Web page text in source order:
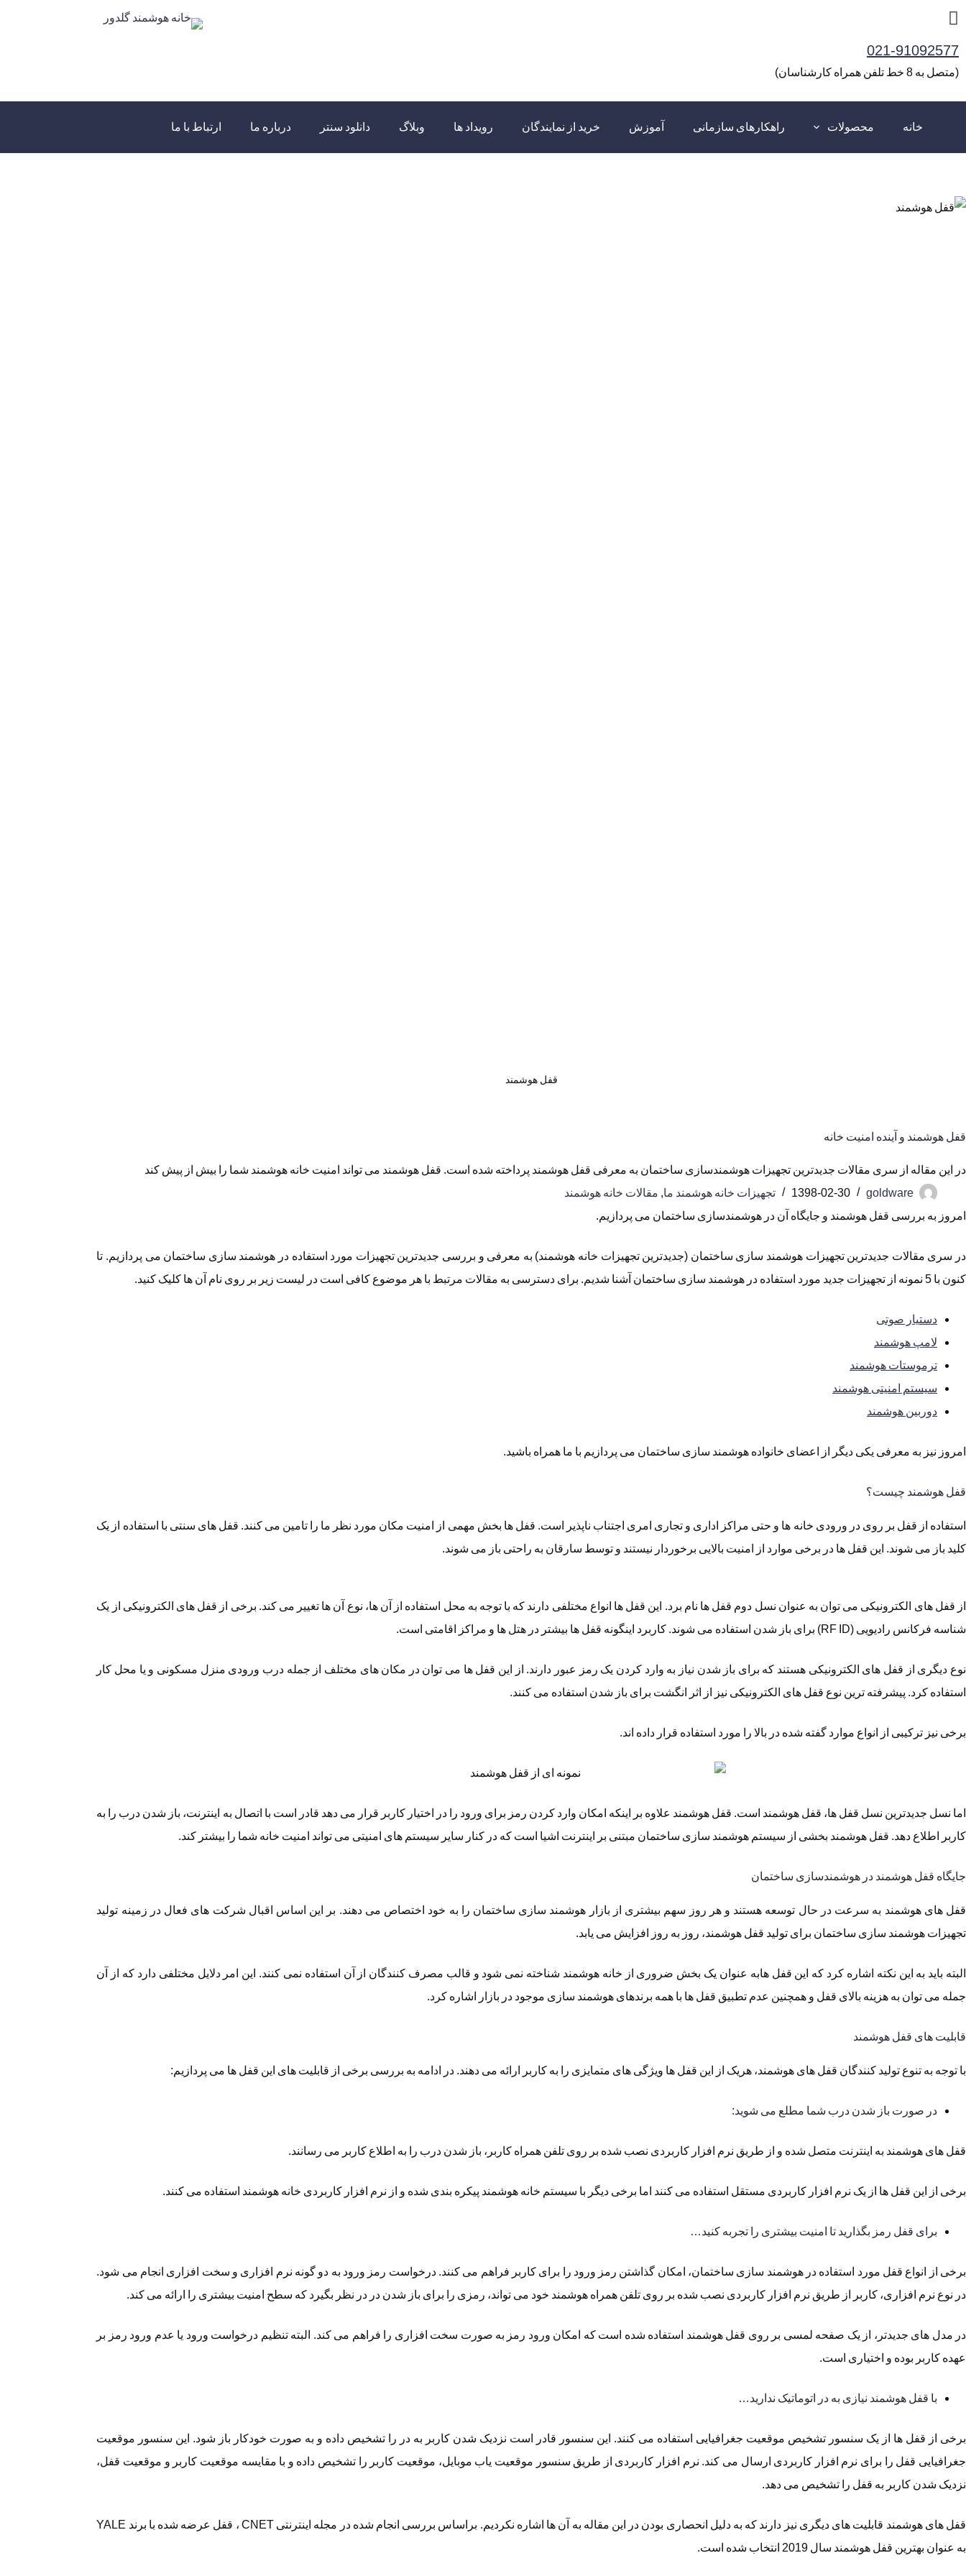
پرش
محتوا
021-91092577
(متصل به 8 خط تلفن همراه کارشناسان)
خانه محصولات راهکارهای سازمانی آموزش خرید از نمایندگان رویداد ها وبلاگ دانلود سنتر درباره ما ارتباط با ما
قفل هوشمند
قفل هوشمند و آینده امنیت خانه
در این مقاله از سری مقالات جدیدترین تجهیزات هوشمندسازی ساختمان به معرفی قفل هوشمند پرداخته شده است. قفل هوشمند می تواند امنیت خانه هوشمند شما را بیش از پیش کند
goldware
1398-02-30 تجهیزات خانه هوشمند ما, مقالات خانه هوشمند
امروز به بررسی قفل هوشمند و جایگاه آن در هوشمندسازی ساختمان می پردازیم.
در سری مقالات جدیدترین تجهیزات هوشمند سازی ساختمان (جدیدترین تجهیزات خانه هوشمند) به معرفی و بررسی جدیدترین تجهیزات مورد استفاده در هوشمند سازی ساختمان می پردازیم. تا
کنون با 5 نمونه از تجهیزات جدید مورد استفاده در هوشمند سازی ساختمان آشنا شدیم. برای دسترسی به مقالات مرتبط با هر موضوع کافی است در لیست زیر بر روی نام آن ها کلیک کنید.
دستیار صوتی
لامپ هوشمند
ترموستات هوشمند
سیستم امنیتی هوشمند
دوربین هوشمند
امروز نیز به معرفی یکی دیگر از اعضای خانواده هوشمند سازی ساختمان می پردازیم با ما همراه باشید.
قفل هوشمند چیست؟
استفاده از قفل بر روی در ورودی خانه ها و حتی مراکز اداری و تجاری امری اجتناب ناپذیر است. قفل ها بخش مهمی از امنیت مکان مورد نظر ما را تامین می کنند. قفل های سنتی با استفاده از یک
کلید باز می شوند. این قفل ها در برخی موارد از امنیت بالایی برخوردار نیستند و توسط سارقان به راحتی باز می شوند.
از قفل های الکترونیکی می توان به عنوان نسل دوم قفل ها نام برد. این قفل ها انواع مختلفی دارند که با توجه به محل استفاده از آن ها، نوع آن ها تغییر می کند. برخی از قفل های الکترونیکی از یک
شناسه فرکانس رادیویی (RF ID) برای باز شدن استفاده می شوند. کاربرد اینگونه قفل ها بیشتر در هتل ها و مراکز اقامتی است.
نوع دیگری از قفل های الکترونیکی هستند که برای باز شدن نیاز به وارد کردن یک رمز عبور دارند. از این قفل ها می توان در مکان های مختلف از جمله درب ورودی منزل مسکونی و یا محل کار
استفاده کرد. پیشرفته ترین نوع قفل های الکترونیکی نیز از اثر انگشت برای باز شدن استفاده می کنند.
برخی نیز ترکیبی از انواع موارد گفته شده در بالا را مورد استفاده قرار داده اند.
اما نسل جدیدترین نسل قفل ها، قفل هوشمند است. قفل هوشمند علاوه بر اینکه امکان وارد کردن رمز برای ورود را در اختیار کاربر قرار می دهد قادر است با اتصال به اینترنت، باز شدن درب را به
کاربر اطلاع دهد. قفل هوشمند بخشی از سیستم هوشمند سازی ساختمان مبتنی بر اینترنت اشیا است که در کنار سایر سیستم های امنیتی می تواند امنیت خانه شما را بیشتر کند.
جایگاه قفل هوشمند در هوشمندسازی ساختمان
قفل های هوشمند به سرعت در حال توسعه هستند و هر روز سهم بیشتری از بازار هوشمند سازی ساختمان را به خود اختصاص می دهند. بر این اساس اقبال شرکت های فعال در زمینه تولید
تجهیزات هوشمند سازی ساختمان برای تولید قفل هوشمند، روز به روز افزایش می یابد.
البته باید به این نکته اشاره کرد که این قفل هابه عنوان یک بخش ضروری از خانه هوشمند شناخته نمی شود و قالب مصرف کنندگان از آن استفاده نمی کنند. این امر دلایل مختلفی دارد که از آن
جمله می توان به هزینه بالای قفل و همچنین عدم تطبیق قفل ها با همه برندهای هوشمند سازی موجود در بازار اشاره کرد.
قابلیت های قفل هوشمند
با توجه به تنوع تولید کنندگان قفل های هوشمند، هریک از این قفل ها ویژگی های متمایزی را به کاربر ارائه می دهند. در ادامه به بررسی برخی از قابلیت های این قفل ها می پردازیم:
در صورت باز شدن درب شما مطلع می شوید:
قفل های هوشمند به اینترنت متصل شده و از طریق نرم افزار کاربردی نصب شده بر روی تلفن همراه کاربر، باز شدن درب را به اطلاع کاربر می رسانند.
برخی از این قفل ها از یک نرم افزار کاربردی مستقل استفاده می کنند اما برخی دیگر با سیستم خانه هوشمند پیکره بندی شده و از نرم افزار کاربردی خانه هوشمند استفاده می کنند.
برای قفل رمز بگذارید تا امنیت بیشتری را تجربه کنید…
برخی از انواع قفل مورد استفاده در هوشمند سازی ساختمان، امکان گذاشتن رمز ورود را برای کاربر فراهم می کنند. درخواست رمز ورود به دو گونه نرم افزاری و سخت افزاری انجام می شود.
در نوع نرم افزاری، کاربر از طریق نرم افزار کاربردی نصب شده بر روی تلفن همراه هوشمند خود می تواند، رمزی را برای باز شدن در در نظر بگیرد که سطح امنیت بیشتری را ارائه می کند.
در مدل های جدیدتر، از یک صفحه لمسی بر روی قفل هوشمند استفاده شده است که امکان ورود رمز به صورت سخت افزاری را فراهم می کند. البته تنظیم درخواست ورود یا عدم ورود رمز بر
عهده کاربر بوده و اختیاری است.
با قفل هوشمند نیازی به در اتوماتیک ندارید…
برخی از قفل ها از یک سنسور تشخیص موقعیت جغرافیایی استفاده می کنند. این سنسور قادر است نزدیک شدن کاربر به در را تشخیص داده و به صورت خودکار باز شود. این سنسور موقعیت
جغرافیایی قفل را برای نرم افزار کاربردی ارسال می کند. نرم افزار کاربردی از طریق سنسور موقعیت یاب موبایل، موقعیت کاربر را تشخیص داده و با مقایسه موقعیت کاربر و موقعیت قفل،
نزدیک شدن کاربر به قفل را تشخیص می دهد.
قفل های هوشمند قابلیت های دیگری نیز دارند که به دلیل انحصاری بودن در این مقاله به آن ها اشاره نکردیم. براساس بررسی انجام شده در مجله اینترنتی CNET ، قفل عرضه شده با برند YALE
به عنوان بهترین قفل هوشمند سال 2019 انتخاب شده است.